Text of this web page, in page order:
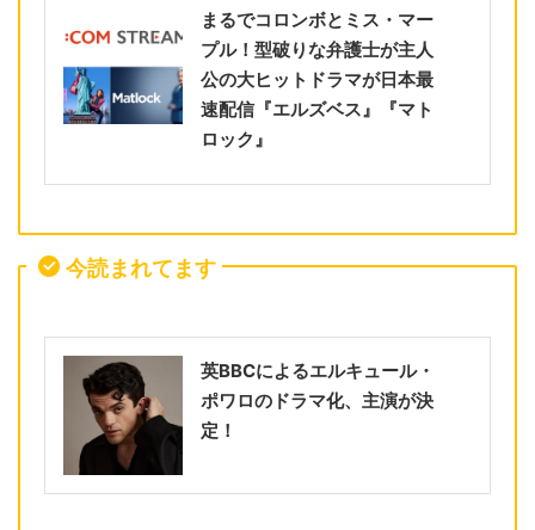
まるでコロンボとミス・マー
プル！型破りな弁護士が主人
公の大ヒットドラマが日本最
速配信『エルズベス』『マト
ロック』
今読まれてます
英BBCによるエルキュール・
ポワロのドラマ化、主演が決
定！